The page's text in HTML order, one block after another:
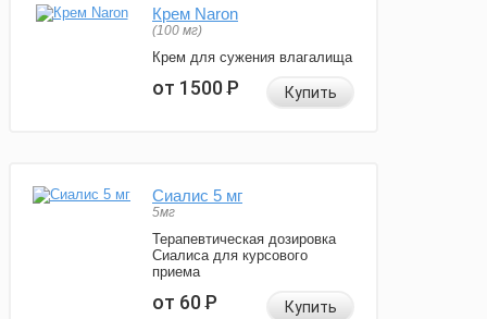
Крем Naron
(100 мг)
Крем для сужения влагалища
от 1500Р Купить
Сиалис 5 мг
5мг
Терапевтическая дозировка
Сиалиса для курсового
приема
от 60Р Купить